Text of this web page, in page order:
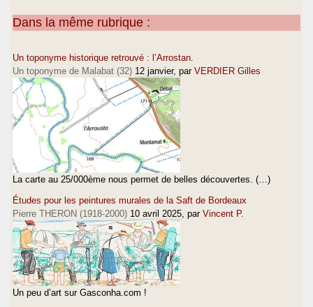
Dans la même rubrique :
Un toponyme historique retrouvé : l’Arrostan.
Un toponyme de Malabat (32) 12 janvier, par VERDIER Gilles
La carte au 25/000ème nous permet de belles découvertes. (…)
Études pour les peintures murales de la Saft de Bordeaux
Pierre THERON (1918-2000) 10 avril 2025 , par Vincent P.
Un peu d’art sur Gasconha.com !